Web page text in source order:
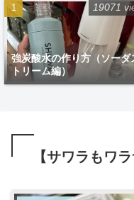
強炭酸水の作り方（ソーダ
トリーム編）
19071
【サワラもワ